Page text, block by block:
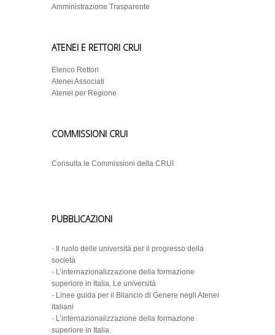
Amministrazione Trasparente
ATENEI E RETTORI CRUI
Elenco Rettori
Atenei Associati
Atenei per Regione
COMMISSIONI CRUI
Consulta le Commissioni della CRUI
PUBBLICAZIONI
-
Il ruolo delle università per il progresso della
società
- L’internazionalizzazione della formazione
superiore in Italia. Le università
- Linee guida per il Bilancio di Genere negli Atenei
italiani
- L’internazionalizzazione della formazione
superiore in Italia.